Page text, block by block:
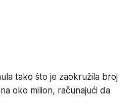
tako što je zaokružila broj
oko milion, računajući da